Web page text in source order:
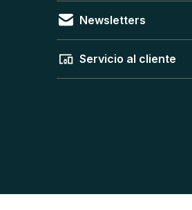
Newsletters
Servicio al cliente